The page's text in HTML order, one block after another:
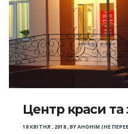
Центр краси та
18 КВІТНЯ , 2018,BYАНОНІМ (НЕ